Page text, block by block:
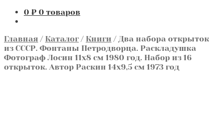
0 ₽ 0 товаров
Главная / Каталог / Книги / Два набора открыток
из СССР. Фонтаны Петродворца. Раскладушка
Фотограф Лосин 11х8 см 1980 год. Набор из 16
открыток. Автор Раскин 14х9,5 см 1973 год